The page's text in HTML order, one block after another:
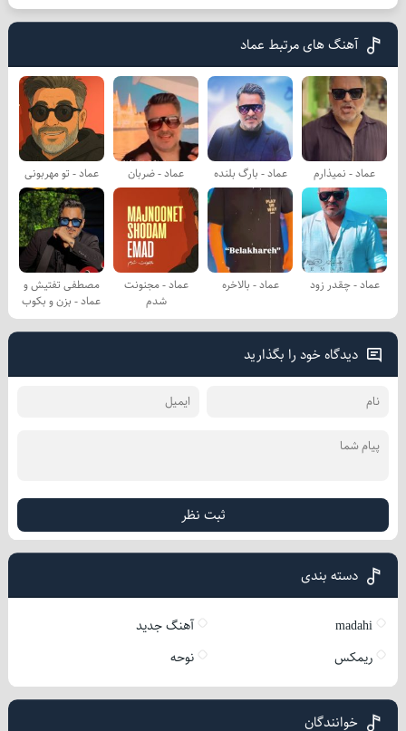
آهنگ های مرتبط عماد
عماد - نمیذارم عماد - بارگ بلنده عماد - ضربان عماد - تو مهربونی
عماد - چقدر زود عماد - بالاخره
عماد - مجنونت
شدم
مصطفی تفتیش و
عماد - بزن و بکوب
دیدگاه خود را بگذارید
ثبت نظر
دسته بندی
madahi
آهنگ جدید
ریمکس
نوحه
خوانندگان